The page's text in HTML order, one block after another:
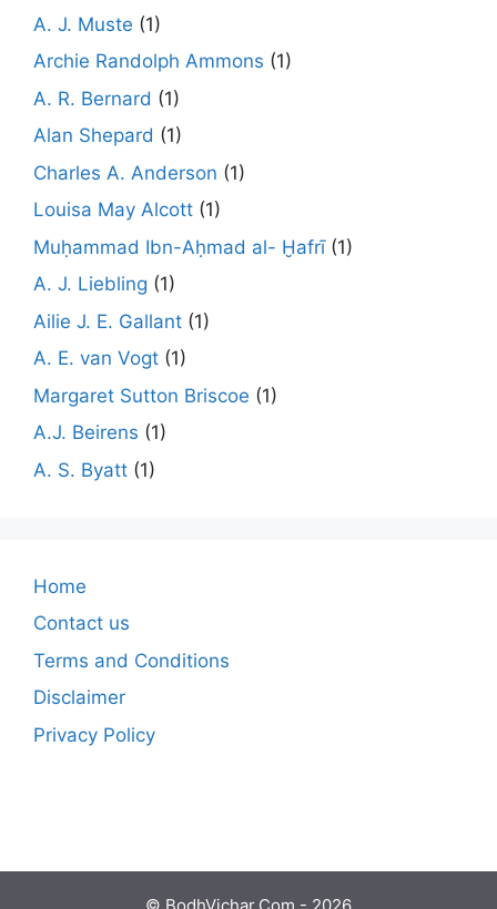
A. J. Muste (1)
Archie Randolph Ammons (1)
A. R. Bernard (1)
Alan Shepard (1)
Charles A. Anderson (1)
Louisa May Alcott (1)
Muḥammad Ibn-Aḥmad al- Ḫafrī(1)
A. J. Liebling (1)
Ailie J. E. Gallant (1)
A. E. van Vogt (1)
Margaret Sutton Briscoe (1)
A.J. Beirens (1)
A. S. Byatt (1)
Home
Contact us
Terms and Conditions
Disclaimer
Privacy Policy
© BodhVichar.Com - 2026